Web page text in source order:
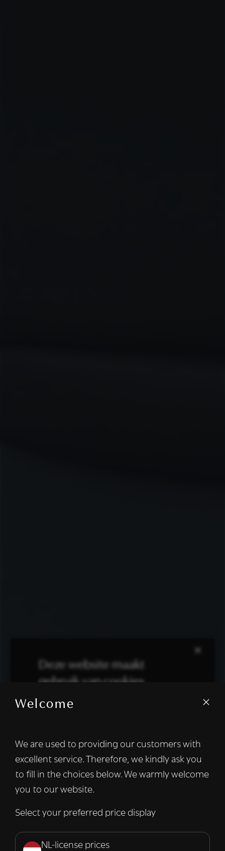
Welcome
We are used to providing our customers with
excellent service. Therefore, we kindly ask you
to fill in the choices below. We warmly welcome
you to our website.
Select your preferred price display
NL-license prices
×
Deze website maakt
gebruik van cookies.
We gebruiken cookies om inhoud en
informatie over uw gebruik van onze site
met onze advertentie- en analysepartners,
die deze kunnen combineren met andere
informatie die u aan hen heeft verstrekt of
van hun diensten. Lees verder
Strikt
noodzakelijk
Prestatie Targeting